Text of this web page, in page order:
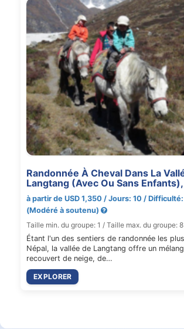
Randonnée À Cheval Dans La
Langtang (Avec Ou Sans
à partir de USD 1,350 / Jours: 10 /
(Modéré à soutenu)
Taille min. du groupe: 1 / Taille max. du groupe: 8
Étant l'un des sentiers de randonnée les
Népal, la vallée de Langtang offre un
recouvert de neige, de…
EXPLORER